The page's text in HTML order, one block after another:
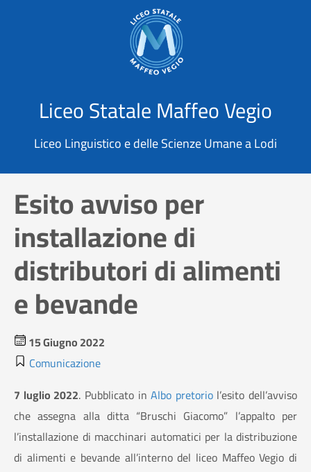
Liceo Statale Maffeo Vegio
Liceo Linguistico e delle Scienze Umane a Lodi
Cerca
Esito avviso per
installazione di
distributori di alimenti
e bevande
15 Giugno 2022
Comunicazione
7 luglio 2022. Pubblicato inAlbo pretoriol’esito dell’avviso
che assegna alla ditta “Bruschi Giacomo” l’appalto per
l’installazione di macchinari automatici per la distribuzione
di alimenti e bevande all’interno del liceo Maffeo Vegio di